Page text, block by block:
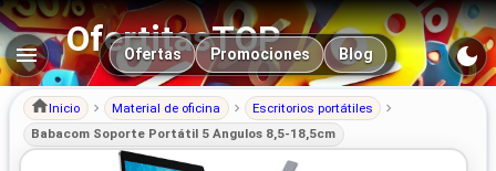
OfertitasTOP
Navegación principal
Ofertas Promociones Blog
Inicio Material de oficina
Escritorios portátiles
Babacom Soporte Portátil 5 Ángulos 8,5-18,5cm